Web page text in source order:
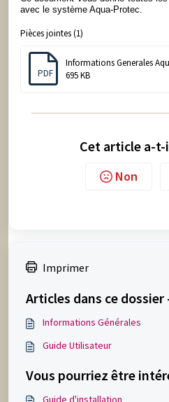
avec le système Aqua-Protec.
Pièces jointes (1)
PDF
Informations Generales
695 KB
Cet article a-
Non
Imprimer
Articles dans ce dossier
Informations Générales
Guide Utilisateur
Vous pourriez être
Guide d'installation